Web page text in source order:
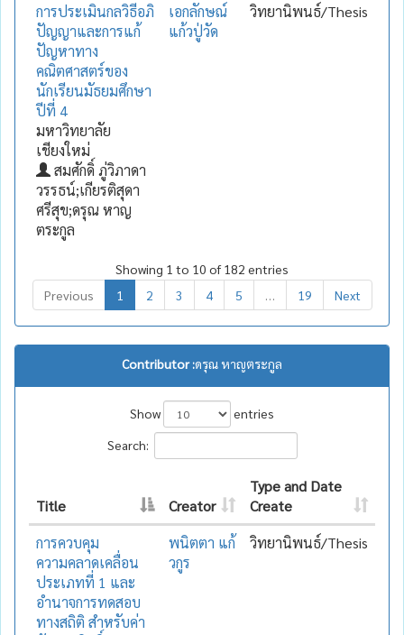
การประเมินกลวิธีอภิ
ปัญญาและการแก้
ปัญหาทาง
คณิตศาสตร์ของ
นักเรียนมัธยมศึกษา
ปีที่ 4
มหาวิทยาลัย
เชียงใหม่
สมศักดิ์ ภู่วิภาดา
วรรธน์;เกียรติสุดา
ศรีสุข;ดรุณ หาญ
ตระกูล
เอกลักษณ์
แก้วปู่วัด
วิทยานิพนธ์/Thesis
Showing 1 to 10 of 182 entries
Previous
1 2 3 4 5 19 Next
Contributor :ดรุณ หาญตระกูล
Show
entries
Search:
Title Creator
Type and Date
Create
การควบคุม
ความคลาดเคลื่อน
ประเภทที่ 1 และ
อำนาจการทดสอบ
ทางสถิติ สำหรับค่า
พนิตตา แก้
วกูร
วิทยานิพนธ์/Thesis